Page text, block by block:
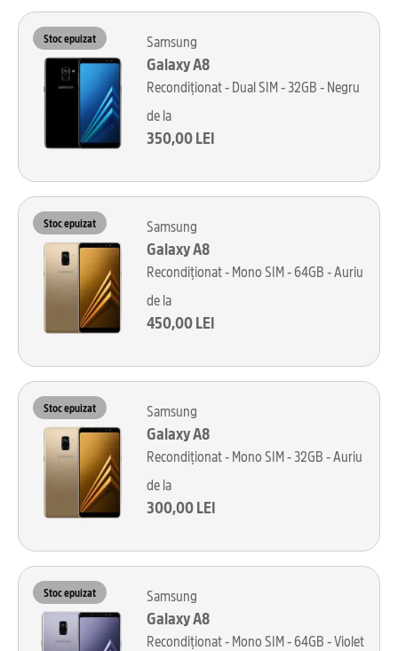
Stoc epuizat Samsung
Galaxy A8
Recondiționat - Dual SIM - 32GB - Negru
de la
350,00 LEI
Stoc epuizat Samsung
Galaxy A8
Recondiționat - Mono SIM - 64GB - Auriu
de la
450,00 LEI
Stoc epuizat Samsung
Galaxy A8
Recondiționat - Mono SIM - 32GB - Auriu
de la
300,00 LEI
Stoc epuizat Samsung
Galaxy A8
Recondiționat - Mono SIM - 64GB - Violet